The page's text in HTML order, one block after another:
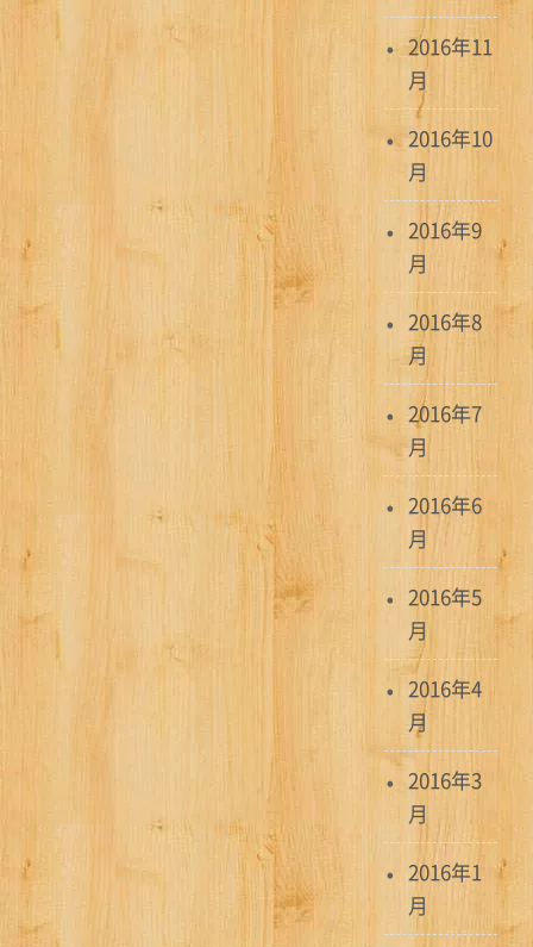
2016年11
月
2016年10
月
2016年9
月
2016年8
月
2016年7
月
2016年6
月
2016年5
月
2016年4
月
2016年3
月
2016年1
月